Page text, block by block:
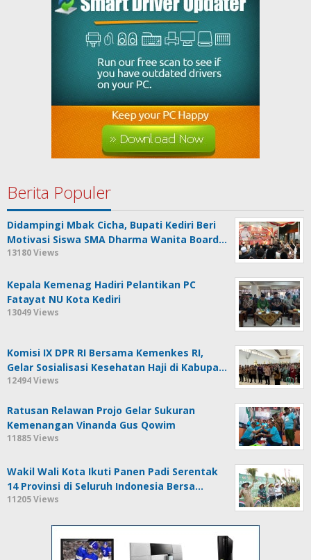
Berita Populer
Didampingi Mbak Cicha, Bupati Kediri Beri
Motivasi Siswa SMA Dharma Wanita Board…
13180 Views
Kepala Kemenag Hadiri Pelantikan PC
Fatayat NU Kota Kediri
13049 Views
Komisi IX DPR RI Bersama Kemenkes RI,
Gelar Sosialisasi Kesehatan Haji di Kabupa…
12494 Views
Ratusan Relawan Projo Gelar Sukuran
Kemenangan Vinanda Gus Qowim
11885 Views
Wakil Wali Kota Ikuti Panen Padi Serentak
14 Provinsi di Seluruh Indonesia Bersa…
11205 Views